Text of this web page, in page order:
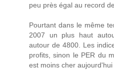
peu près égal au record
Pourtant dans le même
2007 un plus haut
autour de 4800. Les
profits, sinon le PER du
est moins cher aujourd'hui